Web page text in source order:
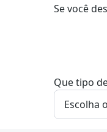
Se você
Que tipo